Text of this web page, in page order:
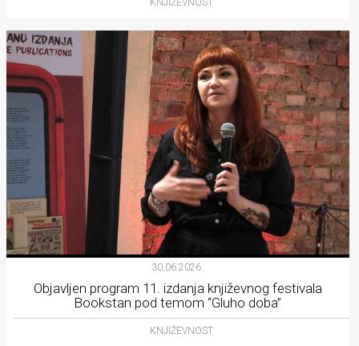
KNJIŽEVNOST
30.06.2026.
Objavljen program 11. izdanja književnog festivala
Bookstan pod temom “Gluho doba”
KNJIŽEVNOST